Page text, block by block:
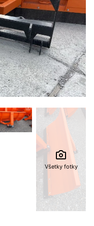
Všetky fotky